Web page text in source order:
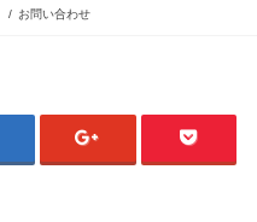
お問い合わせ